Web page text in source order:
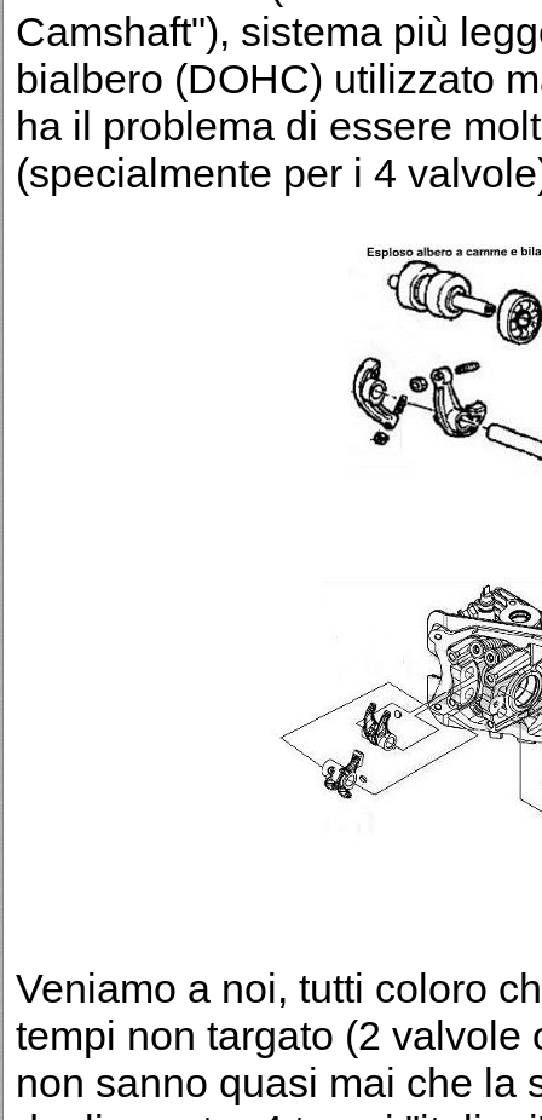
Camshaft"), sistema più
bialbero (DOHC) utilizzato
ha il problema di essere
(specialmente per i 4
Veniamo a noi, tutti coloro
tempi non targato (2
non sanno quasi mai che la